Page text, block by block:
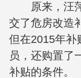
原来，汪
交了危房改造
但在2015年补
员，还购置了
补贴的条件。